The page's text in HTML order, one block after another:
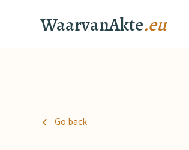
WaarvanAkte.eu
Go back